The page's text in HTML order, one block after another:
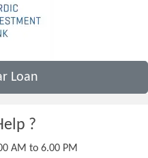
Loan
?
AM to 6.00 PM